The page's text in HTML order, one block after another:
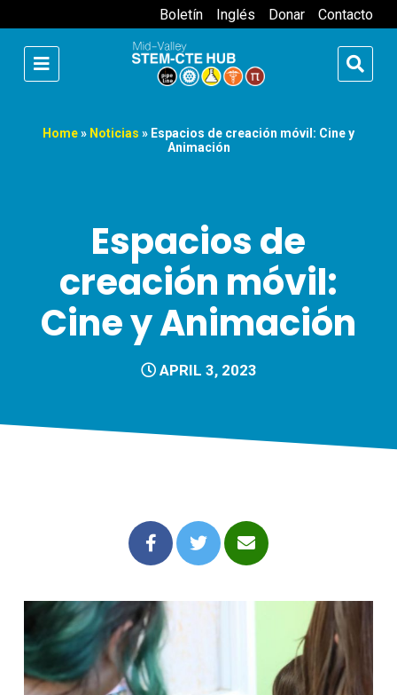
Boletín Inglés Donar Contacto
Home» Noticias » Espacios de creación móvil: Cine y
Animación
Espacios de
creación móvil:
Cine y Animación
APRIL 3, 2023